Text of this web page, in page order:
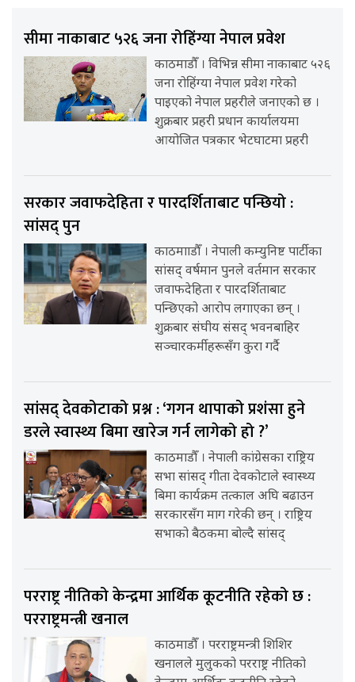
सीमा नाकाबाट ५२६ जना रोहिंग्या नेपाल प्रवेश
काठमाडौँ । विभिन्न सीमा नाकाबाट ५२६
जना रोहिंग्या नेपाल प्रवेश गरेको
पाइएको नेपाल प्रहरीले जनाएको छ ।
शुक्रबार प्रहरी प्रधान कार्यालयमा
आयोजित पत्रकार भेटघाटमा प्रहरी
सरकार जवाफदेहिता र पारदर्शिताबाट पन्छियो :
सांसद् पुन
काठमााडौँ । नेपाली कम्युनिष्ट पार्टीका
सांसद् वर्षमान पुनले वर्तमान सरकार
जवाफदेहिता र पारदर्शिताबाट
पन्छिएको आरोप लगाएका छन् ।
शुक्रबार संघीय संसद् भवनबाहिर
सञ्चारकर्मीहरूसँग कुरा गर्दै
सांसद् देवकोटाको प्रश्न : ‘गगन थापाको प्रशंसा हुने
डरले स्वास्थ्य बिमा खारेज गर्न लागेको हो ?’
काठमाडौँ । नेपाली कांग्रेसका राष्ट्रिय
सभा सांसद् गीता देवकोटाले स्वास्थ्य
बिमा कार्यक्रम तत्काल अघि बढाउन
सरकारसँग माग गरेकी छन् । राष्ट्रिय
सभाको बैठकमा बोल्दै सांसद्
परराष्ट्र नीतिको केन्द्रमा आर्थिक कूटनीति रहेको छ :
परराष्ट्रमन्त्री खनाल
काठमाडौँ । परराष्ट्रमन्त्री शिशिर
खनालले मुलुकको परराष्ट्र नीतिको